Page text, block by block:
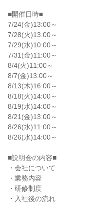
■開催日時■
7/24(金)13:00～
7/28(火)13:00～
7/29(水)10:00～
7/31(金)11:00～
8/4(火)11:00～
8/7(金)13:00～
8/13(木)16:00～
8/18(火)14:00～
8/19(水)14:00～
8/21(金)13:00～
8/26(水)11:00～
8/26(水)14:00～
■説明会の内容■
・会社について
・業務内容
・研修制度
・入社後の流れ